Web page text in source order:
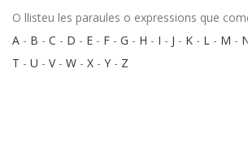
O llisteu les paraules o expressions que
A - B - C - D - E - F - G - H - I - J - K - L - M -
T - U - V- W - X - Y - Z